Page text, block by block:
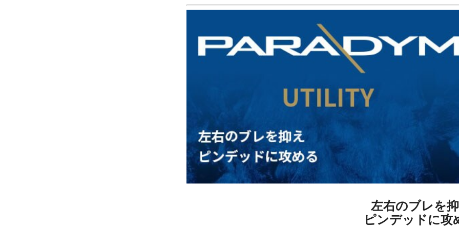
左右のブレを
ピンデッドに攻